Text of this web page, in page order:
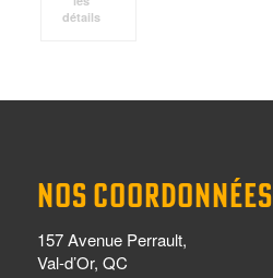
détails
NOS COORDONNÉES
157 Avenue Perrault,
Val-d’Or, QC